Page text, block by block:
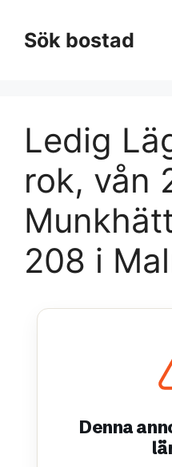
innehållSök bostad
Ledig
rok, vån
208 i
Denna